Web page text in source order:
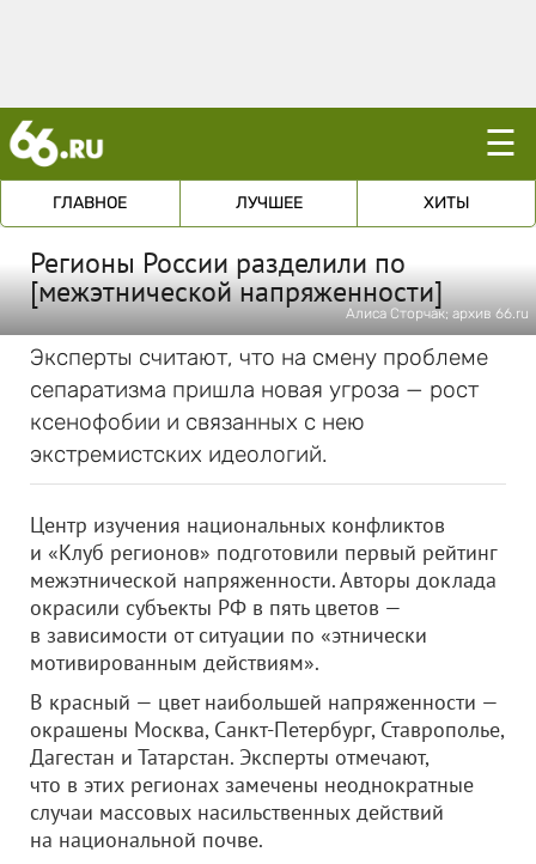
☰
ГЛАВНОЕ ЛУЧШЕЕ ХИТЫ
Регионы России разделили по
[межэтнической напряженности]
Алиса Сторчак; архив 66.ru
Эксперты считают, что на смену проблеме
сепаратизма пришла новая угроза — рост
ксенофобии и связанных с нею
экстремистских идеологий.
Центр изучения национальных конфликтов
и «Клуб регионов» подготовили первый рейтинг
межэтнической напряженности. Авторы доклада
окрасили субъекты РФ в пять цветов —
в зависимости от ситуации по «этнически
мотивированным действиям».
В красный — цвет наибольшей напряженности —
окрашены Москва, Санкт-Петербург, Ставрополье,
Дагестан и Татарстан. Эксперты отмечают,
что в этих регионах замечены неоднократные
случаи массовых насильственных действий
на национальной почве.